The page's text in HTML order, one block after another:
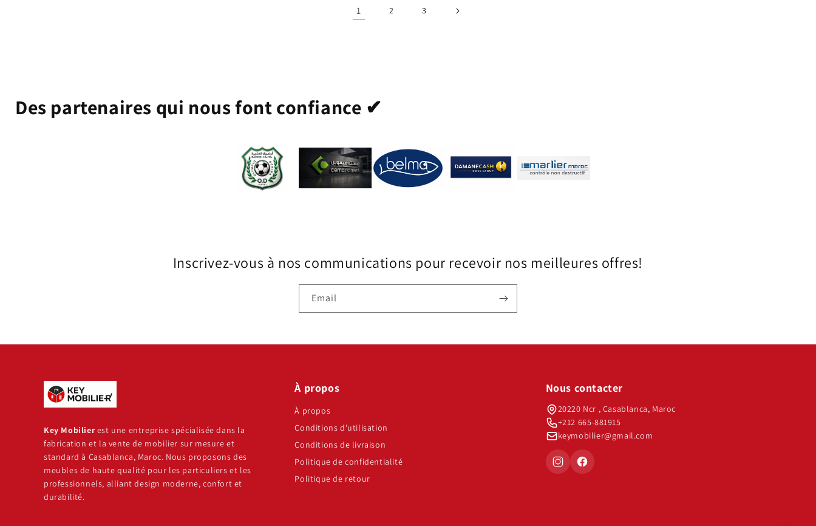
1 2 3
Des partenaires qui nous font confiance ✔
Inscrivez-vous à nos communications pour recevoir nos meilleures offres!
Email
Key Mobilierest une entreprise spécialisée dans la
fabrication et la vente de mobilier sur mesure et
standard à Casablanca, Maroc. Nous proposons des
meubles de haute qualité pour les particuliers et les
professionnels, alliant design moderne, confort et
durabilité.
À propos
À propos
Conditions d'utilisation
Conditions de livraison
Politique de confidentialité
Politique de retour
Nous contacter
20220 Ncr , Casablanca, Maroc
+212 665-881915
keymobilier@gmail.com